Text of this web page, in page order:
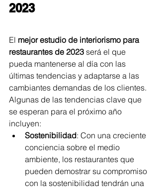
2023
El mejor estudio de interiorismo para
restaurantes de 2023 será el que
pueda mantenerse al día con las
últimas tendencias y adaptarse a las
cambiantes demandas de los clientes.
Algunas de las tendencias clave que
se esperan para el próximo año
incluyen:
Sostenibilidad: Con una creciente
conciencia sobre el medio
ambiente, los restaurantes que
pueden demostrar su compromiso
con la sostenibilidad tendrán una